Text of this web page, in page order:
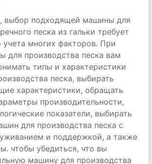
выбор подходящей машины для
песка из гальки требует
учета многих факторов. При
для производства песка вам
типы и характеристики
песка, выбирать
характеристики, обращать
производительности,
показатели, выбирать
для производства песка с
и поддержкой, а также
чтобы убедиться, что вы
машину для производства